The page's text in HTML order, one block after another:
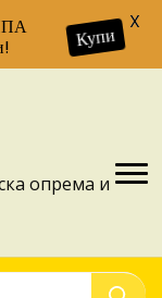
опрема и
Купи
X